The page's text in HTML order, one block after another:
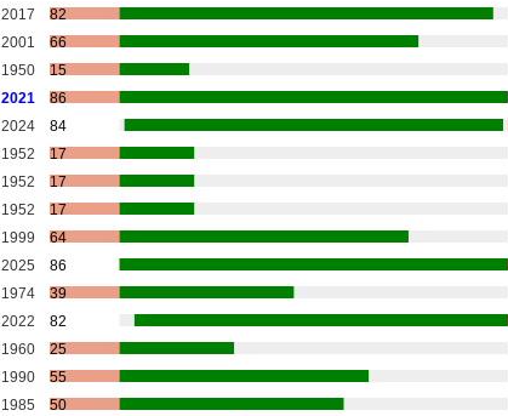
2017
82
2001
66
1950
15
2021
86
2024
84
1952
17
1952
17
1952
17
1999
64
2025
86
1974
39
2022
82
1960
25
1990
55
1985
50